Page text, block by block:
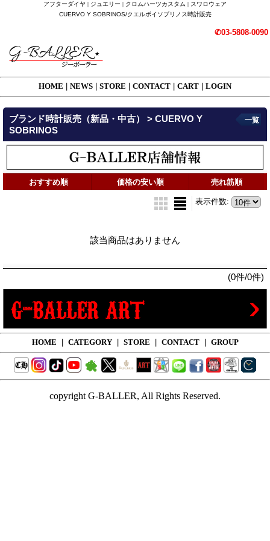
アフターダイヤ | ジュエリー | クロムハーツカスタム | スワロウェア
CUERVO Y SOBRINOS/クエルボイソブリノス時計販売
✆03-5808-0090
HOME NEWS STORE CONTACT CART LOGIN
ブランド時計販売（新品・中古） > CUERVO Y
SOBRINOS
一覧
おすすめ順 価格の安い順 売れ筋順
表示件数:
該当商品はありません
(0件/0件)
HOME CATEGORY STORE CONTACT GROUP
copyright G-BALLER, All Rights Reserved.